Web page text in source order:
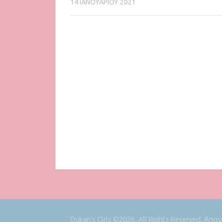
14 ΙΑΝΟΥΑΡΊΟΥ 2021
Dukan's Girls ©2026. All Rights Reserved.